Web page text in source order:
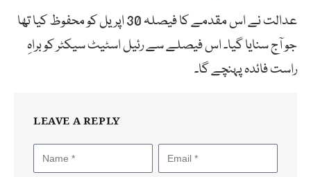
عدالت نے اس مقدمے کا فیصلہ 30 اپریل کو محفوظ کیا تھا
جو آج سنایا گیا۔ اس فیصلے سے رئیل اسٹیٹ سیکٹر کو براہِ
راست فائدہ پہنچے گا۔
LEAVE A REPLY